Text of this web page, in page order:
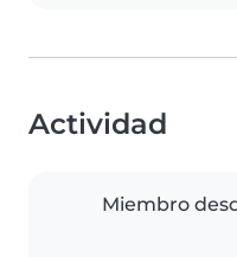
Actividad
Miembro